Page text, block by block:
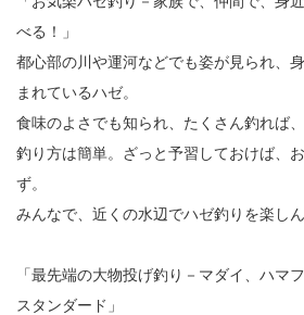
べる！」
都心部の川や運河などでも姿が見られ、
まれているハゼ。
食味のよさでも知られ、たくさん釣れば
釣り方は簡単。ざっと予習しておけば、
ず。
みんなで、近くの水辺でハゼ釣りを楽しん
「最先端の大物投げ釣り－マダイ、ハマ
スタンダード」